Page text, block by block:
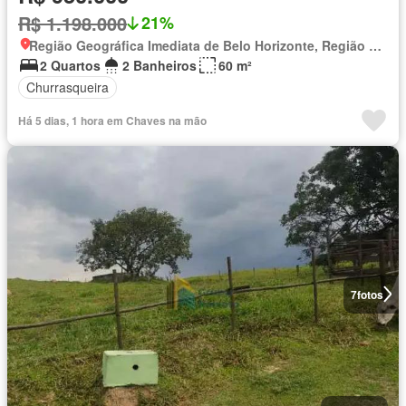
R$ 1.198.000 21%
Região Geográfica Imediata de Belo Horizonte, Região Metropolitana de Belo Horizonte
2 Quartos
2 Banheiros
60 m²
Churrasqueira
Há 5 dias, 1 hora em Chaves na mão
7fotos